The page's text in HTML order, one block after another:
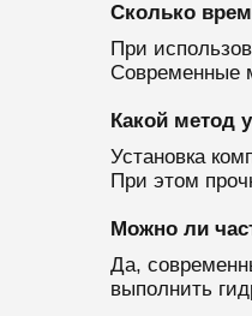
Сколько
При
Современные
Какой метод
Установка
При этом
Можно ли
Да,
выполнить